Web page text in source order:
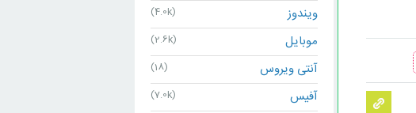
ویندوز (4.0k)
موبایل (2.6k)
آنتی ویروس (18)
آفیس (7.0k)